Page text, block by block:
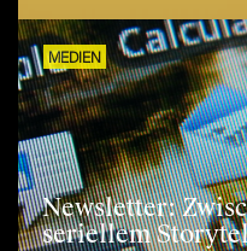
MEDIEN
Newsletter:
seriellem